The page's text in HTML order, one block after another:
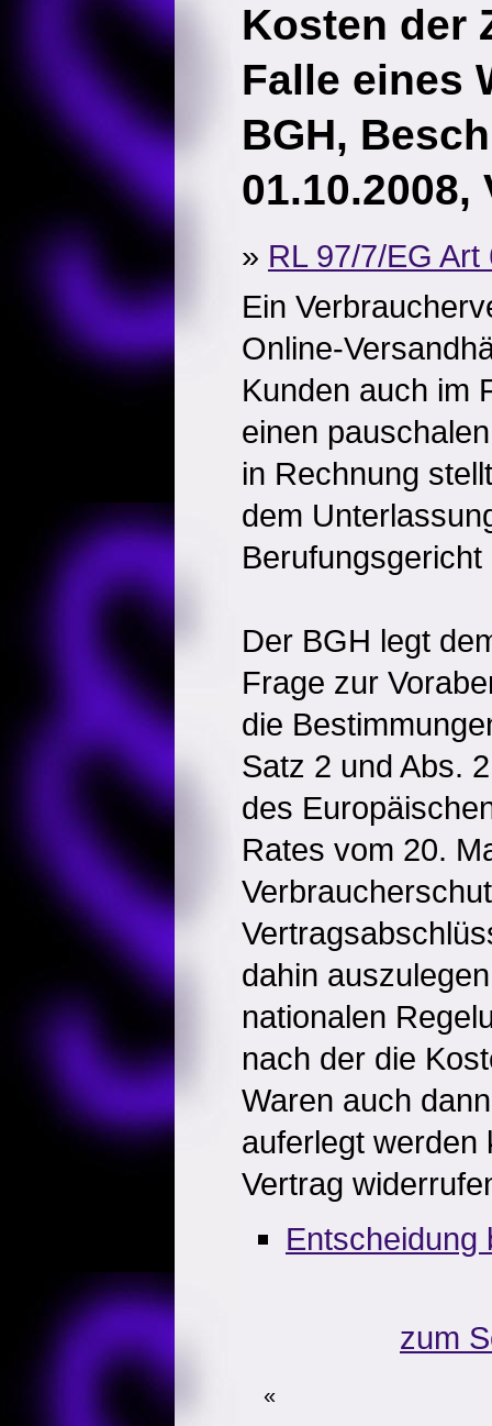
Kosten der
Falle eines
BGH,
01.10.2008,
» RL 97/7/EG Art
Ein
Online-
Kunden auch im
einen
in Rechnung
dem
Der BGH legt
Frage zur
die
Satz 2 und Abs.
des
Rates vom 20.
dahin
nationalen
nach der die
Waren auch
auferlegt werden
Vertrag
Entscheidung
zum
«